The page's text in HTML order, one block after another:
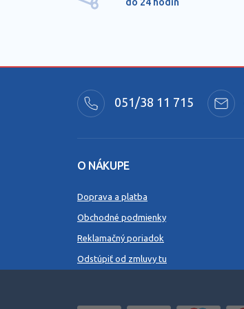
051/38 11 715
O NÁKUPE
Doprava a platba
Obchodné podmienky
Reklamačný poriadok
Odstúpiť od zmluvy tu